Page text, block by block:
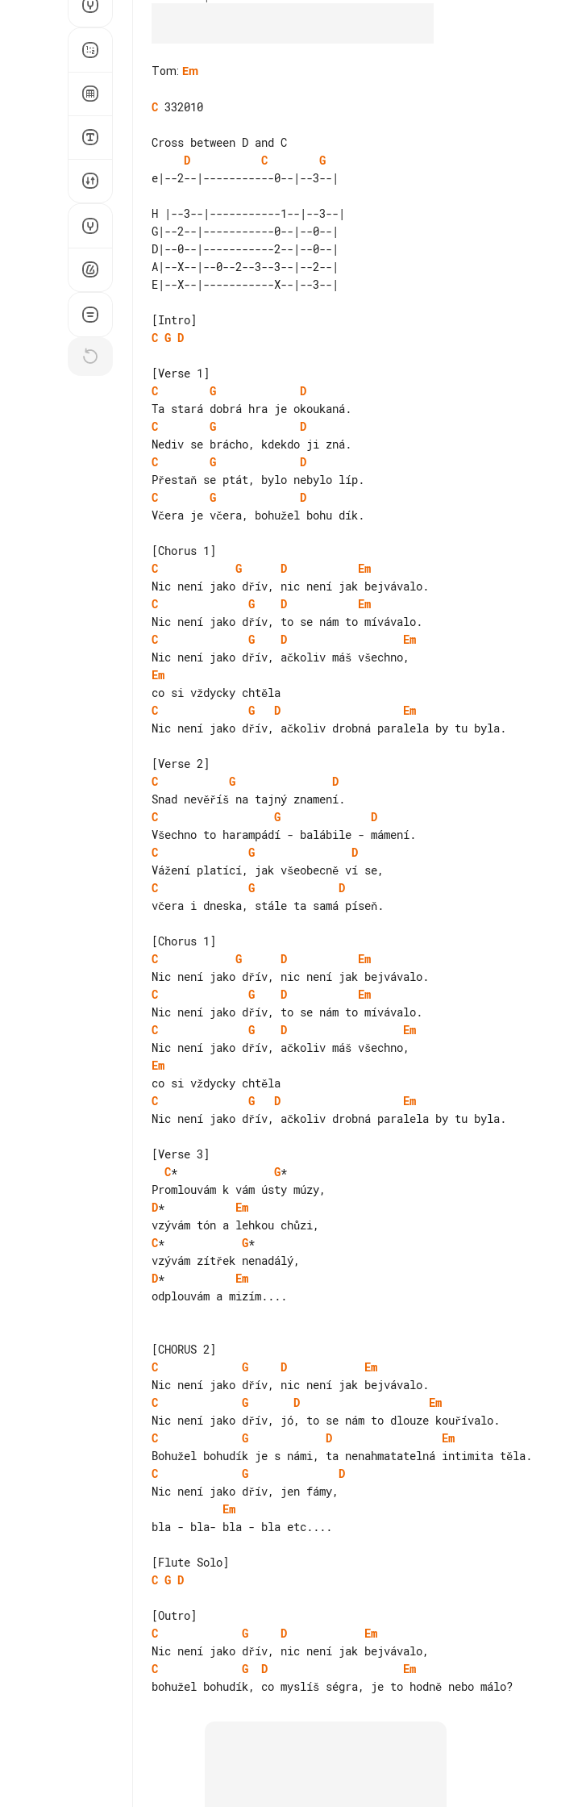
Tom: Em
C 332010
Cross between D and C
D
C
G
H |--3--|-----------1--|--3--|
G|--2--|-----------0--|--0--|
D|--0--|-----------2--|--0--|
A|--X--|--0--2--3--3--|--2--|
C G D
C
G
D
C
G
D
C
G
D
C
G
D
Včera je včera, bohužel bohu dík.
C
G D
Em
C
G D
Em
C
G D
Em
Em
C
G D
Em
Nic není jako dřív, ačkoliv drobná paralela by tu byla.
C
G
D
C
G
D
C
G
D
C
G
D
včera i dneska, stále ta samá píseň.
C
G D
Em
C
G D
Em
C
G D
Em
Em
C
G D
Em
Nic není jako dřív, ačkoliv drobná paralela by tu byla.
C* G*
D* Em
C* G*
D* Em
odplouvám a mizím....
C
G D
Em
C
G D
Em
C
G D
Em
C
G
D
Em
bla - bla- bla - bla etc....
C G D
C
G D
Em
C
G D
Em